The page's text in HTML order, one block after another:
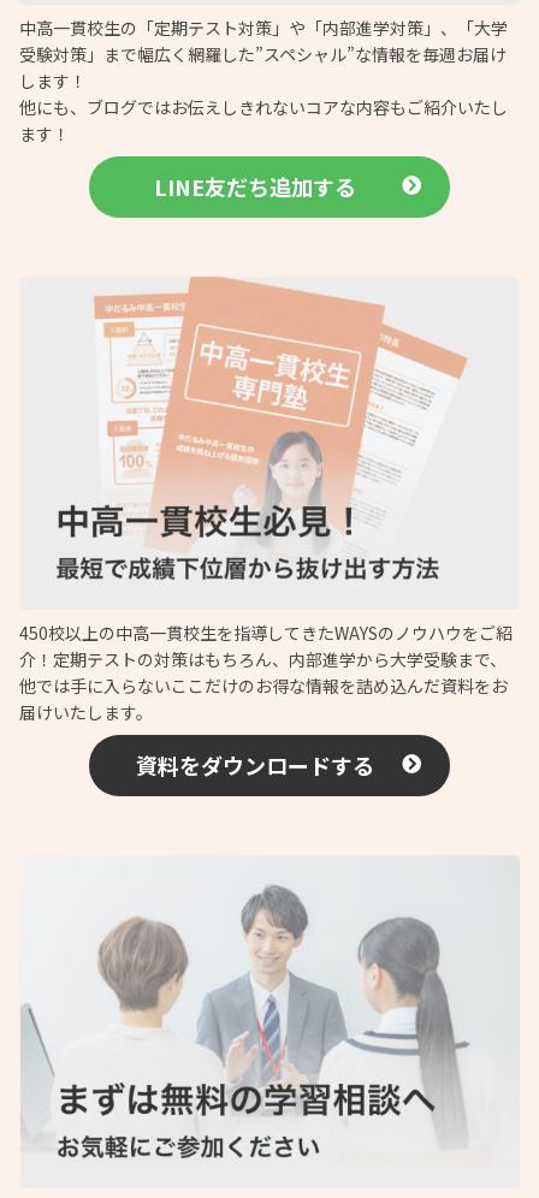
中高一貫校生の「定期テスト対策」や「内部進学対策」、「大学
受験対策」まで幅広く網羅した”スペシャル”な情報を毎週お届け
します！
他にも、ブログではお伝えしきれないコアな内容もご紹介いたし
ます！
LINE友だち追加する
450校以上の中高一貫校生を指導してきたWAYSのノウハウをご紹
介！定期テストの対策はもちろん、内部進学から大学受験まで、
他では手に入らないここだけのお得な情報を詰め込んだ資料をお
届けいたします。
資料をダウンロードする